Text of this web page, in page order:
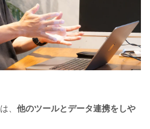
、 他のツールとデータ連携をしや